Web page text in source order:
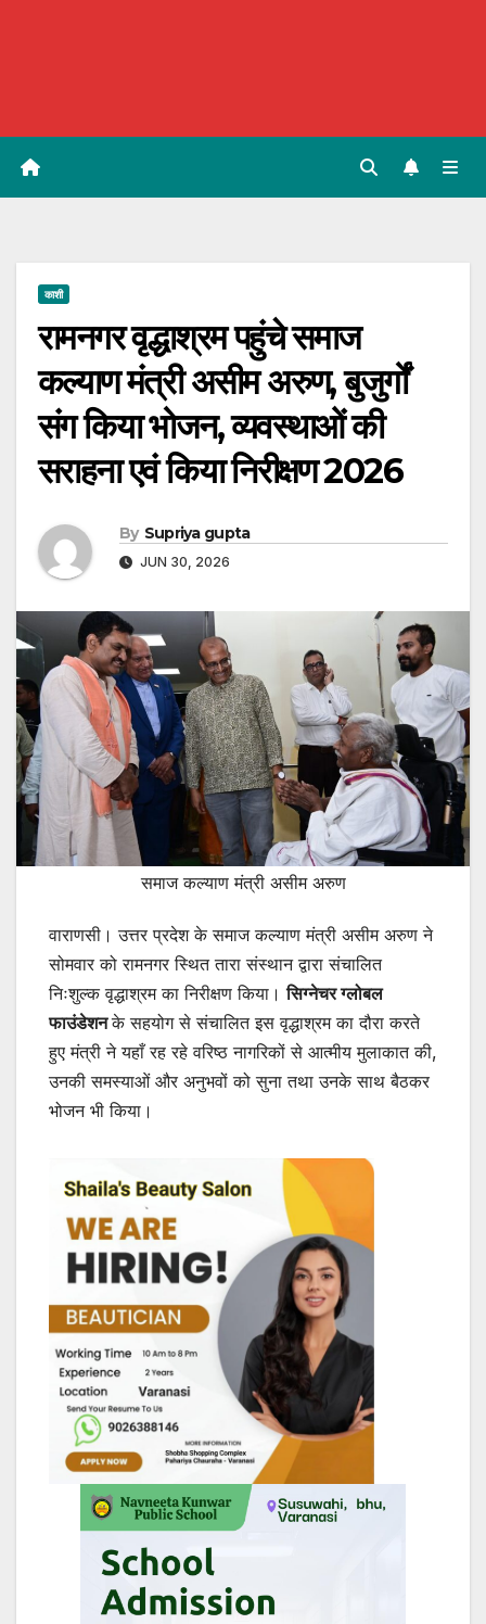
काशी
रामनगर वृद्धाश्रम पहुंचे समाज
कल्याण मंत्री असीम अरुण, बुजुर्गों
संग किया भोजन, व्यवस्थाओं की
सराहना एवं किया निरीक्षण 2026
By Supriya gupta
JUN 30, 2026
समाज कल्याण मंत्री असीम अरुण
वाराणसी। उत्तर प्रदेश के समाज कल्याण मंत्री असीम अरुण ने
सोमवार को रामनगर स्थित तारा संस्थान द्वारा संचालित
निःशुल्क वृद्धाश्रम का निरीक्षण किया।सिग्नेचर ग्लोबल
फाउंडेशनके सहयोग से संचालित इस वृद्धाश्रम का दौरा करते
हुए मंत्री ने यहाँ रह रहे वरिष्ठ नागरिकों से आत्मीय मुलाकात की,
उनकी समस्याओं और अनुभवों को सुना तथा उनके साथ बैठकर
भोजन भी किया।